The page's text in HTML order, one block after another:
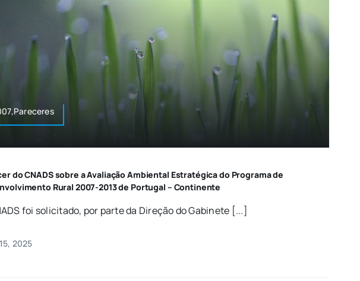
do CNADS sobre a Avaliação Ambiental Estratégica do Programa de
Rural 2007-2013 de Portugal – Continente
foi solicitado, por parte da Direção do Gabinete [...]
2025